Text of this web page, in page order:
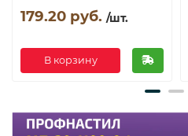
179.20 руб. /шт.
В корзину